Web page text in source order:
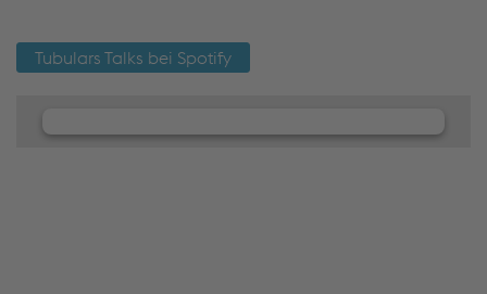
Tubulars Talks bei Spotify
Wir benötigen Ihre Zustimmung, um